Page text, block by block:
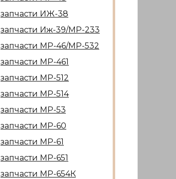
запчасти ИЖ-38
запчасти Иж-39/МР-233
запчасти МР-46/МР-532
запчасти МР-461
запчасти МР-512
запчасти МР-514
запчасти МР-53
запчасти МР-60
запчасти МР-61
запчасти МР-651
запчасти МР-654К